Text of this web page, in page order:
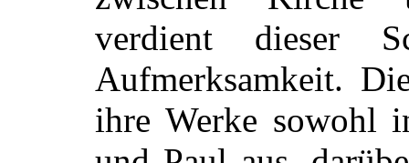
verdient dieser
Aufmerksamkeit.
ihre Werke sowohl